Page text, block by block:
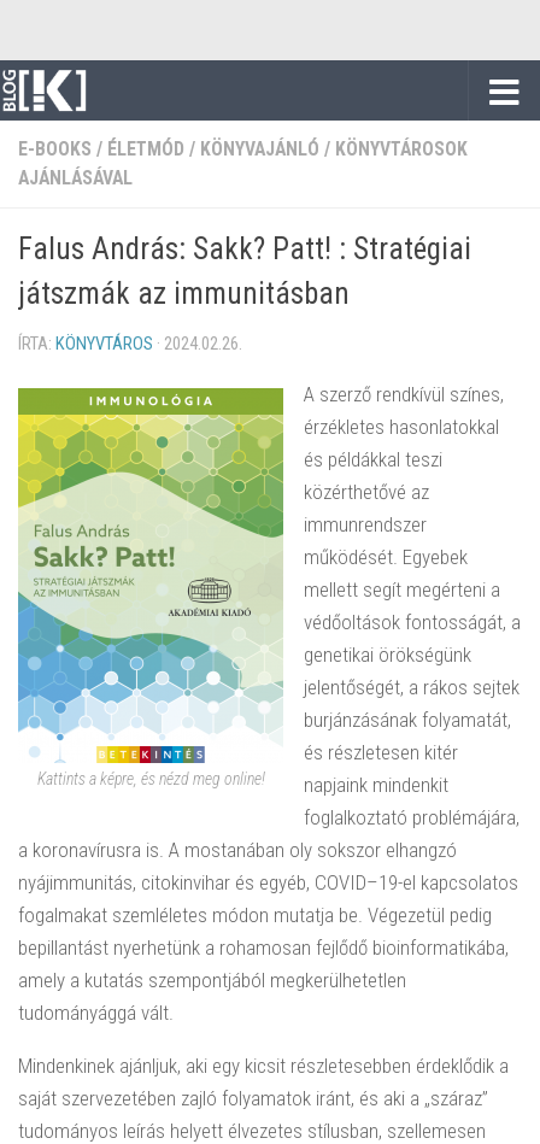
E-BOOKS / ÉLETMÓD / KÖNYVAJÁNLÓ / KÖNYVTÁROSOK
AJÁNLÁSÁVAL
Falus András: Sakk? Patt! : Stratégiai
játszmák az immunitásban
ÍRTA: KÖNYVTÁROS · 2024.02.26.
Kattints a képre, és nézd meg online!
A szerző rendkívül színes,
érzékletes hasonlatokkal
és példákkal teszi
közérthetővé az
immunrendszer
működését. Egyebek
mellett segít megérteni a
védőoltások fontosságát, a
genetikai örökségünk
jelentőségét, a rákos sejtek
burjánzásának folyamatát,
és részletesen kitér
napjaink mindenkit
foglalkoztató problémájára,
a koronavírusra is. A mostanában oly sokszor elhangzó
nyájimmunitás, citokinvihar és egyéb, COVID–19-el kapcsolatos
fogalmakat szemléletes módon mutatja be. Végezetül pedig
bepillantást nyerhetünk a rohamosan fejlődő bioinformatikába,
amely a kutatás szempontjából megkerülhetetlen
tudományággá vált.
Mindenkinek ajánljuk, aki egy kicsit részletesebben érdeklődik a
saját szervezetében zajló folyamatok iránt, és aki a „száraz”
tudományos leírás helyett élvezetes stílusban, szellemesen